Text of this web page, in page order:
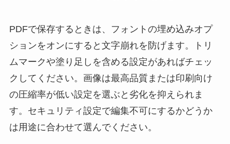
PDFで保存するときは、フォントの埋め込みオプ
ションをオンにすると文字崩れを防げます。トリ
ムマークや塗り足しを含める設定があればチェッ
クしてください。画像は最高品質または印刷向け
の圧縮率が低い設定を選ぶと劣化を抑えられま
す。セキュリティ設定で編集不可にするかどうか
は用途に合わせて選んでください。